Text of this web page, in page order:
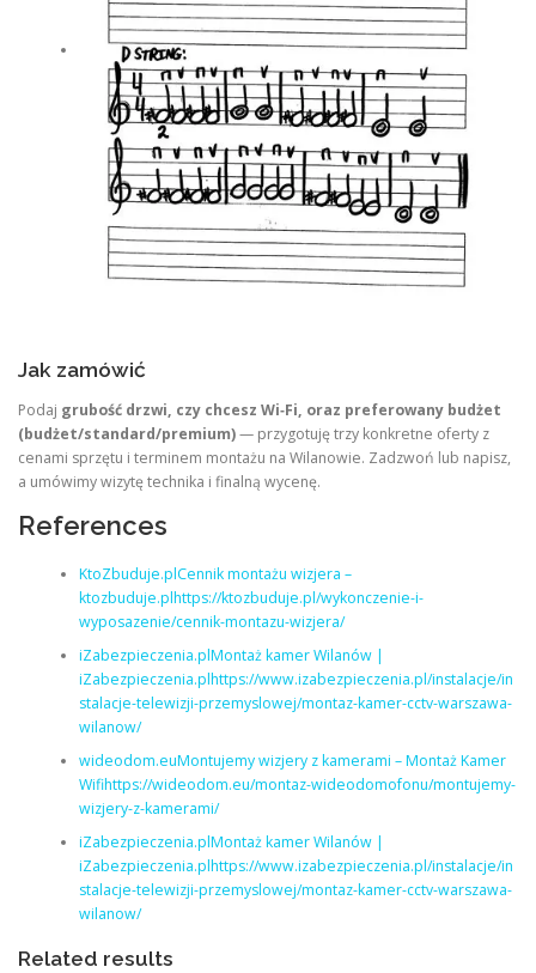
Jak zamówić
Podaj grubość drzwi, czy chcesz Wi‑Fi, oraz preferowany budżet
(budżet/standard/premium)— przygotuję trzy konkretne oferty z
cenami sprzętu i terminem montażu na Wilanowie. Zadzwoń lub napisz,
a umówimy wizytę technika i finalną wycenę.
References
KtoZbuduje.plCennik montażu wizjera –
ktozbuduje.plhttps://ktozbuduje.pl/wykonczenie-i-
wyposazenie/cennik-montazu-wizjera/
iZabezpieczenia.plMontaż kamer Wilanów |
iZabezpieczenia.plhttps://www.izabezpieczenia.pl/instalacje/in
stalacje-telewizji-przemyslowej/montaz-kamer-cctv-warszawa-
wilanow/
wideodom.euMontujemy wizjery z kamerami – Montaż Kamer
Wifihttps://wideodom.eu/montaz-wideodomofonu/montujemy-
wizjery-z-kamerami/
iZabezpieczenia.plMontaż kamer Wilanów |
iZabezpieczenia.plhttps://www.izabezpieczenia.pl/instalacje/in
stalacje-telewizji-przemyslowej/montaz-kamer-cctv-warszawa-
wilanow/
Related results